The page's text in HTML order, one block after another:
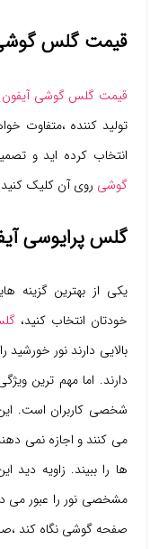
قیمت گلس
قیمت گلس گوشی آیفون
تولید کننده ،متفاوت
انتخاب کرده اید و
گوشی روی آن کلیک
گلس پرایوسی
یکی از بهترین گزینه
خودتان انتخاب کنید،
بالایی دارند نور خورشید
دارند. اما مهم ترین
شخصی کاربران است.
می کنند و اجازه نمی
ها را ببیند. زاویه
مشخصی نور را عبور می
صفحه گوشی نگاه کند